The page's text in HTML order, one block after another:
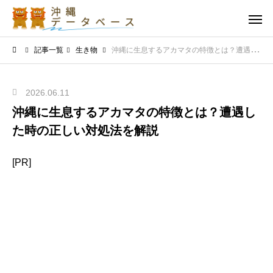
記事一覧 生き物 沖縄に生息するアカマタの特徴とは？遭遇した時の正しい対処法を解説
2026.06.11
沖縄に生息するアカマタの特徴とは？遭遇し
た時の正しい対処法を解説
[PR]